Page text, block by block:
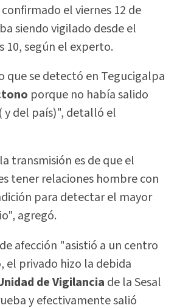
el viernes 12 de
siendo vigilado desde el
10, según el experto.
que se detectó en Tegucigalpa
porque no había salido
( y del país)", detalló el
transmisión es de que el
tener relaciones hombre con
para detectar el mayor
agregó.
afección "asistió a un centro
, el privado hizo la debida
de Vigilancia de la Sesal
y efectivamente salió